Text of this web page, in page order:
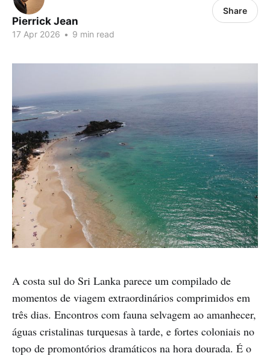
Pierrick Jean
17 Apr 2026 • 9 min read
Share
A costa sul do Sri Lanka parece um compilado de
momentos de viagem extraordinários comprimidos em
três dias. Encontros com fauna selvagem ao amanhecer,
águas cristalinas turquesas à tarde, e fortes coloniais no
topo de promontórios dramáticos na hora dourada. É o